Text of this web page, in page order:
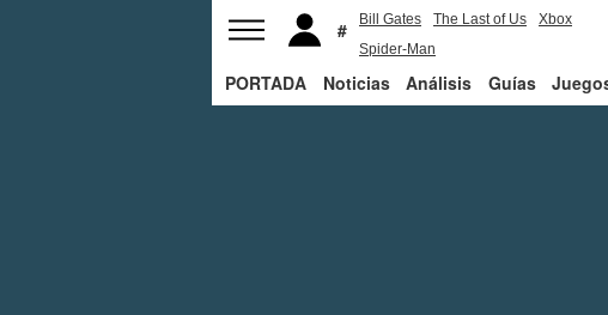
Bill Gates The Last of Us
Xbox
Spider-Man
PORTADA Noticias Análisis Guías